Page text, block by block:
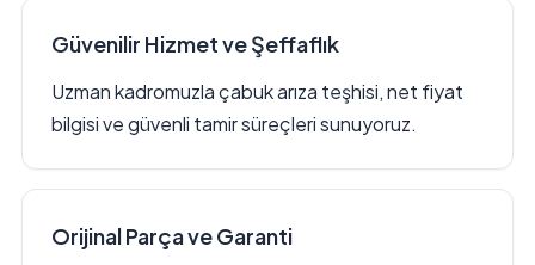
Güvenilir Hizmet ve Şeffaflık
Uzman kadromuzla çabuk arıza teşhisi, net fiyat
bilgisi ve güvenli tamir süreçleri sunuyoruz.
Orijinal Parça ve Garanti